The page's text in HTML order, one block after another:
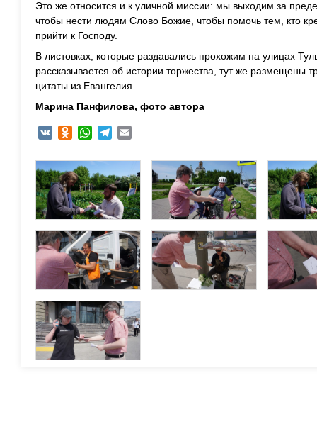
Это же относится и к уличной миссии: мы выходим за
чтобы нести людям Слово Божие, чтобы помочь тем, кто
прийти к Господу.
В листовках, которые раздавались прохожим на улицах
рассказывается об истории торжества, тут же размещены
цитаты из Евангелия.
Марина Панфилова, фото автора
VK Odnoklassniki
WhatsAppTelegram